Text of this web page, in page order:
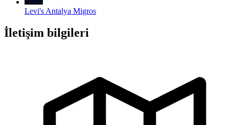
Levi's Antalya Migros
İletişim bilgileri